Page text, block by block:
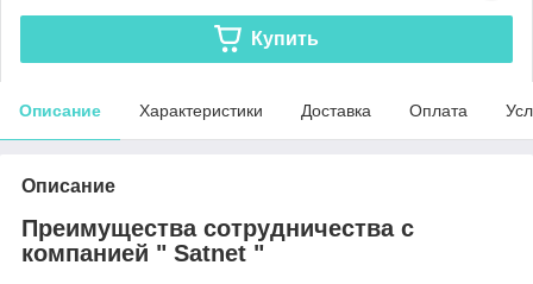
Купить
Описание Характеристики Доставка Оплата
Описание
Преимущества сотрудничества с
компанией " Satnet "